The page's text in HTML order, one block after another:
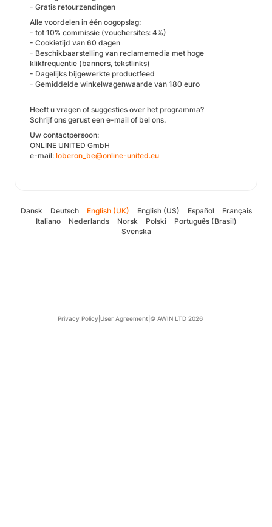
- Gratis retourzendingen
Alle voordelen in één oogopslag:
- tot 10% commissie (vouchersites: 4%)
- Cookietijd van 60 dagen
- Beschikbaarstelling van reclamemedia met hoge
klikfrequentie (banners, tekstlinks)
- Dagelijks bijgewerkte productfeed
- Gemiddelde winkelwagenwaarde van 180 euro
Heeft u vragen of suggesties over het programma?
Schrijf ons gerust een e-mail of bel ons.
Uw contactpersoon:
ONLINE UNITED GmbH
e-mail: loberon_be@online-united.eu
Dansk Deutsch English (UK) English (US) Español
Français
Italiano
Nederlands Norsk Polski
Português (Brasil)
Svenska
Privacy Policy User Agreement © AWIN LTD 2026